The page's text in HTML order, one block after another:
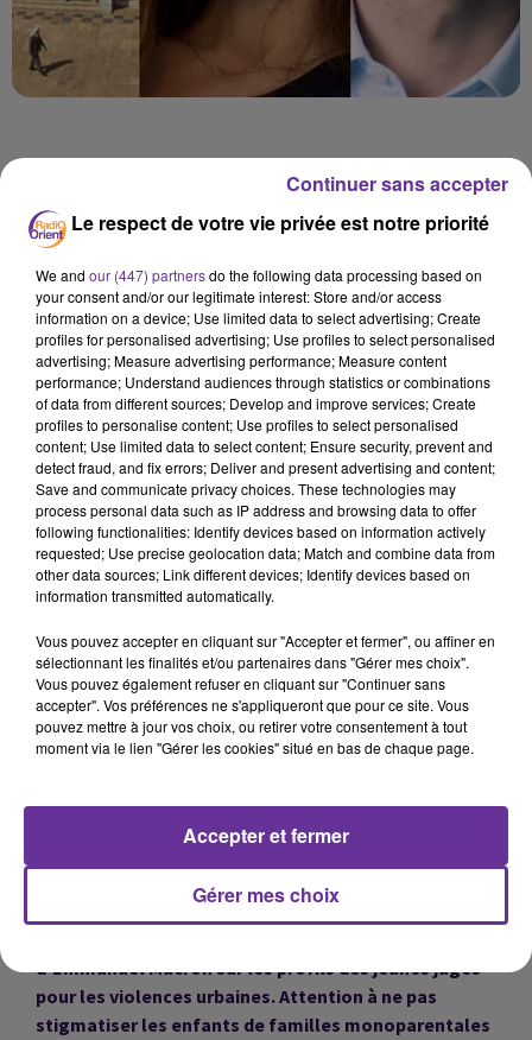
Syrie Aide Sociale à l'Enfance Iran
28 juillet 2023 - 17 min 45 sec
LE JOURNAL EN LANGUE FRANÇAISE DE MIDI DU
28/07/23
LB
JOURNAL EN LANGUE FRANÇAISE
En Syrie, un attentat a fait 6 morts et une vingtaine
de blessés hier près de la mosquée chiite de Sayeda
Zeinab au sud de Damas.
Amnesty International dénonce le durcissement de
la répression contre les femmes qui refusent de
porter le voile en Iran. Entretien avec Fanny Gallois,
une responsable de l’ONG.
migrants africains bloqués en Tunisie près des
frontières algérienne et libyenne.
d’Emmanuel Macron sur les profils des jeunes jugés
pour les violences urbaines. Attention à ne pas
stigmatiser les enfants de familles monoparentales
Le respect de votre vie privée est notre priorité
We and our (447) partnersdo the following data processing based on
your consent and/or our legitimate interest: Store and/or access
information on a device; Use limited data to select advertising; Create
profiles for personalised advertising; Use profiles to select personalised
advertising; Measure advertising performance; Measure content
performance; Understand audiences through statistics or combinations
of data from different sources; Develop and improve services; Create
profiles to personalise content; Use profiles to select personalised
content; Use limited data to select content; Ensure security, prevent and
detect fraud, and fix errors; Deliver and present advertising and content;
Save and communicate privacy choices. These technologies may
process personal data such as IP address and browsing data to offer
following functionalities: Identify devices based on information actively
requested; Use precise geolocation data; Match and combine data from
other data sources; Link different devices; Identify devices based on
information transmitted automatically.
Vous pouvez accepter en cliquant sur "Accepter et fermer", ou affiner en
sélectionnant les finalités et/ou partenaires dans "Gérer mes choix".
Vous pouvez également refuser en cliquant sur "Continuer sans
accepter". Vos préférences ne s'appliqueront que pour ce site. Vous
pouvez mettre à jour vos choix, ou retirer votre consentement à tout
moment via le lien "Gérer les cookies" situé en bas de chaque page.
Gérer mes choix
Accepter et fermer
Continuer sans accepter